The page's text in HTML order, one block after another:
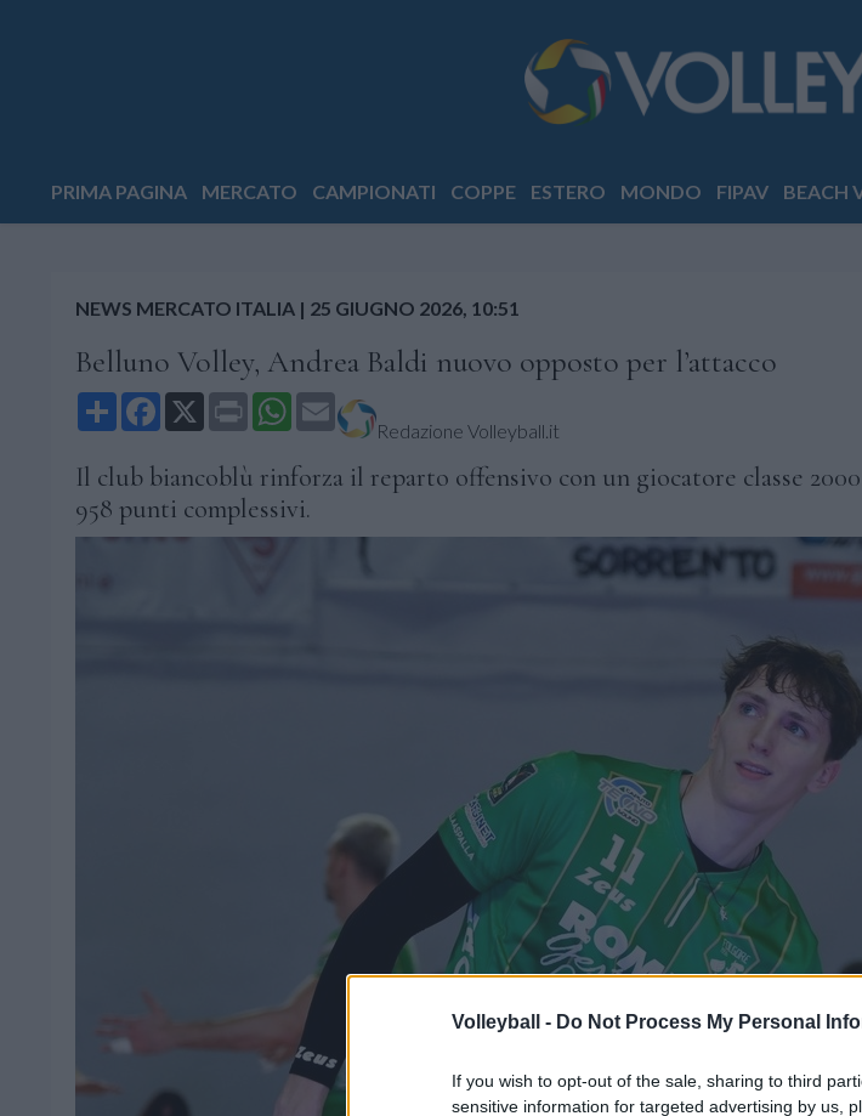
Volleyball - Do Not Process My Personal
If you wish to opt-out of the sale, sharing to third
sensitive information for targeted advertising by us,
PRIMA PAGINA MERCATO CAMPIONATI COPPE ESTERO MONDO FIPAV BEACH
NEWS MERCATO ITALIA | 25 GIUGNO 2026, 10:51
Belluno Volley, Andrea Baldi nuovo opposto per l’attacco
Share Facebook
X Print WhatsApp
Email
Redazione Volleyball.it
Il club biancoblù rinforza il reparto offensivo con un giocatore classe
958 punti complessivi.